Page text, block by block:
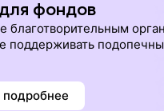
фондов
благотворительным
поддерживать
подробнее